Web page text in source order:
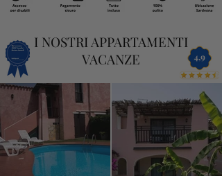
I NOSTRI APPARTAMENTI
VACANZE